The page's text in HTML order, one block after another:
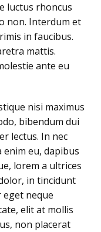
luctus rhoncus
non. Interdum et
in faucibus.
mattis.
ante eu
nisi maximus
bibendum dui
lectus. In nec
enim eu, dapibus
lorem a ultrices
in tincidunt
neque
elit at mollis
non placerat